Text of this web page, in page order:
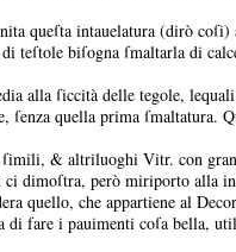
queſta intauelatura (dirò coſi)
teſtole biſogna ſmaltarla di
alla ſiccità delle tegole,
ſenza quella prima ſmaltatura.
ſimili, & altriluoghi Vitr. con
ci dimoſtra, però miriporto alla
quello, che appartiene al
di fare i pauimenti coſa bella,